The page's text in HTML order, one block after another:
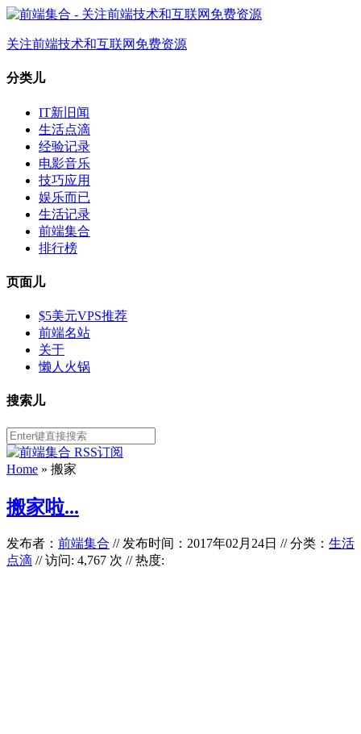
关注前端技术和互联网免费资源
分类儿
IT新旧闻
生活点滴
经验记录
电影音乐
技巧应用
娱乐而已
生活记录
前端集合
排行榜
页面儿
$5美元VPS推荐
前端名站
关于
懒人火锅
搜索儿
Home » 搬家
搬家啦...
发布者： 前端集合 //发布时间：2017年02月24日 //分类： 生活
点滴 // 访问: 4,767 次 // 热度: